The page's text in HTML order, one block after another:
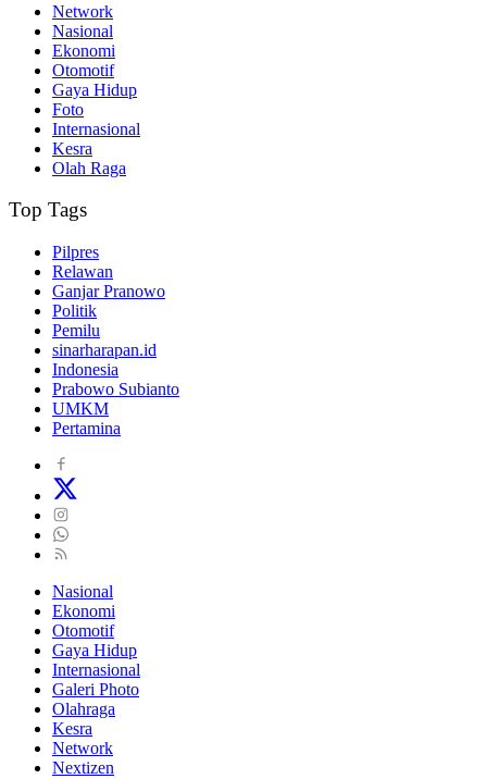
Network
Nasional
Ekonomi
Otomotif
Gaya Hidup
Foto
Internasional
Kesra
Olah Raga
Top Tags
Pilpres
Relawan
Ganjar Pranowo
Politik
Pemilu
sinarharapan.id
Indonesia
Prabowo Subianto
UMKM
Pertamina
Nasional
Ekonomi
Otomotif
Gaya Hidup
Internasional
Galeri Photo
Olahraga
Kesra
Network
Nextizen